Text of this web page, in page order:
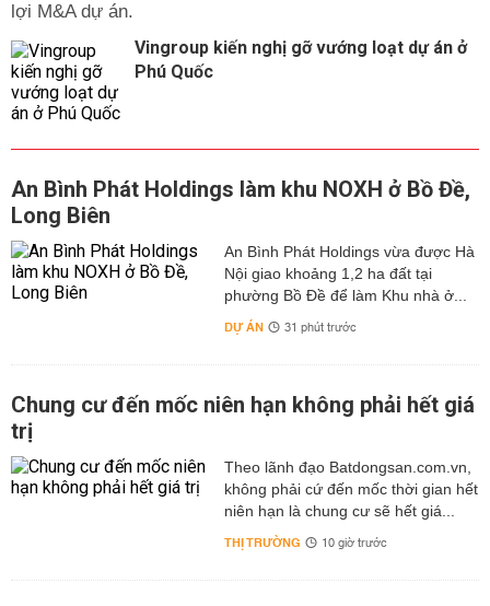
lợi M&A dự án.
Vingroup kiến nghị gỡ vướng loạt dự án ở
Phú Quốc
An Bình Phát Holdings làm khu NOXH ở Bồ Đề,
Long Biên
An Bình Phát Holdings vừa được Hà
Nội giao khoảng 1,2 ha đất tại
phường Bồ Đề để làm Khu nhà ở...
DỰ ÁN 31 phút trước
Chung cư đến mốc niên hạn không phải hết giá
trị
Theo lãnh đạo Batdongsan.com.vn,
không phải cứ đến mốc thời gian hết
niên hạn là chung cư sẽ hết giá...
THỊ TRƯỜNG 10 giờ trước